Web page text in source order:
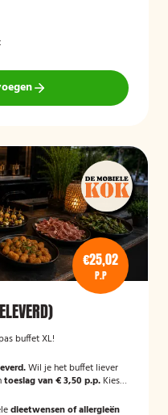
€25,02
P.P
buffet XL!
Wil je het buffet liever
toeslag van € 3,50 p.p. Kies
dieetwensen of allergieën